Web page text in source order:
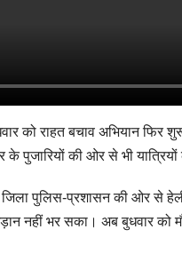
को राहत बचाव अभियान फिर
पुजारियों की ओर से भी यात्रियों
पुलिस-प्रशासन की ओर से
नहीं भर सका। अब बुधवार को